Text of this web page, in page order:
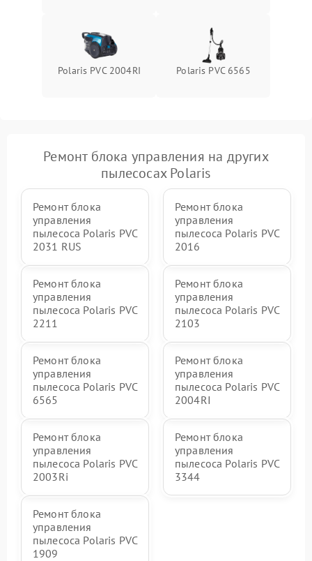
Polaris PVC 2004RI Polaris PVC 6565
Ремонт блока управления на других
пылесосах Polaris
Ремонт блока
управления
пылесоса Polaris PVC
2031 RUS
Ремонт блока
управления
пылесоса Polaris PVC
2016
Ремонт блока
управления
пылесоса Polaris PVC
2211
Ремонт блока
управления
пылесоса Polaris PVC
2103
Ремонт блока
управления
пылесоса Polaris PVC
6565
Ремонт блока
управления
пылесоса Polaris PVC
2004RI
Ремонт блока
управления
пылесоса Polaris PVC
2003Ri
Ремонт блока
управления
пылесоса Polaris PVC
3344
Ремонт блока
управления
пылесоса Polaris PVC
1909